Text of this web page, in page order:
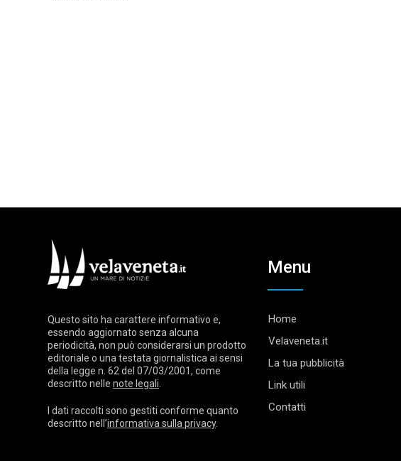
Questo sito ha carattere informativo e,
essendo aggiornato senza alcuna
periodicità, non può considerarsi un prodotto
editoriale o una testata giornalistica ai sensi
della legge n. 62 del 07/03/2001, come
descritto nelle note legali.
I dati raccolti sono gestiti conforme quanto
descritto nell’informativa sulla privacy.
Menu
Home
Velaveneta.it
La tua pubblicità
Link utili
Contatti